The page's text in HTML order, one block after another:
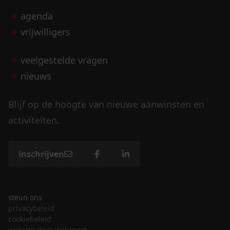
agenda
vrijwilligers
veelgestelde vragen
nieuws
Blijf op de hoogte van nieuwe aanwinsten en
activiteiten.
inschrijven
steun ons
privacybeleid
cookiebeleid